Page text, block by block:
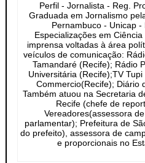
Perfil - Jornalista - Reg.
Graduada em Jornalismo
Pernambuco - Unicap -
Especializações em
imprensa voltadas à área
veículos de comunicação:
Tamandaré (Recife); Rádio
Universitária (Recife);TV
Commercio(Recife); Diário
Também atuou na Secretaria
Recife (chefe de
Vereadores(assessora
parlamentar); Prefeitura de
do prefeito), assessora de
e proporcionais no